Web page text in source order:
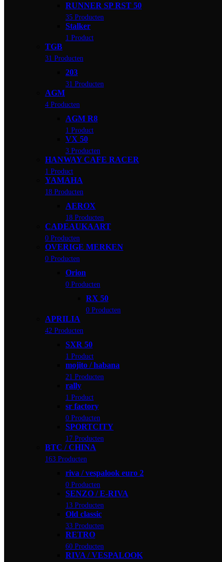
RUNNER SP RST 50
35 Producten
Stalker
1 Product
TGB
31 Producten
203
31 Producten
AGM
4 Producten
AGM R8
1 Product
VX 50
3 Producten
HANWAY CAFE RACER
1 Product
YAMAHA
18 Producten
AEROX
18 Producten
CADEAUKAART
0 Producten
OVERIGE MERKEN
0 Producten
Orion
0 Producten
RX 50
0 Producten
APRILIA
42 Producten
SXR 50
1 Product
mojito / habana
21 Producten
rally
1 Product
sr factory
0 Producten
SPORTCITY
17 Producten
BTC / CHINA
163 Producten
riva / vespalook euro 2
0 Producten
SENZO / E-RIVA
13 Producten
Old classic
33 Producten
RETRO
60 Producten
RIVA / VESPALOOK